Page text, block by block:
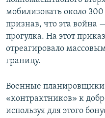
мобилизовать около
признав, что эта война
прогулка. На этот
отреагировало
границу.
Военные
«контрактников» к
используя для этого